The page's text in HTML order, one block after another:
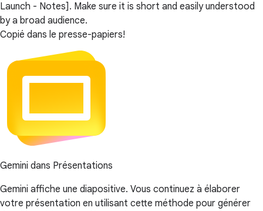
Launch - Notes]. Make sure it is short and easily understood
by a broad audience.
Copié dans le presse-papiers!
Gemini dans Présentations
Gemini affiche une diapositive. Vous continuez à élaborer
votre présentation en utilisant cette méthode pour générer